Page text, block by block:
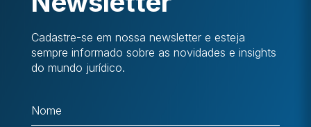
Cadastre-se em nossa newsletter e esteja
sempre informado sobre as novidades e insights
do mundo jurídico.